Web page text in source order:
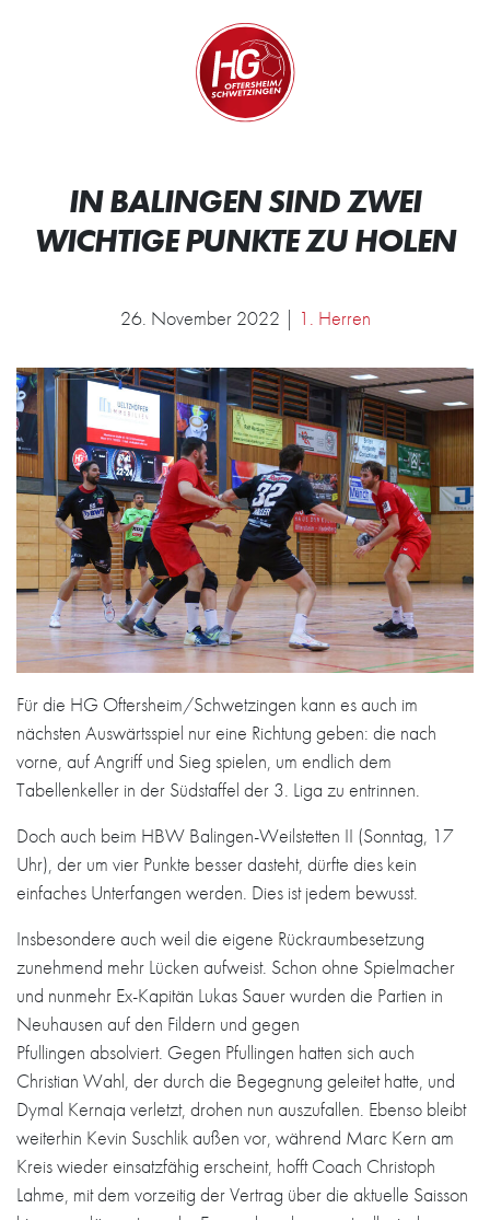
Zur Startseite
IN BALINGEN SIND ZWEI
WICHTIGE PUNKTE ZU HOLEN
26. November 2022 | 1. Herren
Für die HG Oftersheim/Schwetzingen kann es auch im
nächsten Auswärtsspiel nur eine Richtung geben: die nach
vorne, auf Angriff und Sieg spielen, um endlich dem
Tabellenkeller in der Südstaffel der 3. Liga zu entrinnen.
Doch auch beim HBW Balingen-Weilstetten II (Sonntag, 17
Uhr), der um vier Punkte besser dasteht, dürfte dies kein
einfaches Unterfangen werden. Dies ist jedem bewusst.
Insbesondere auch weil die eigene Rückraumbesetzung
zunehmend mehr Lücken aufweist. Schon ohne Spielmacher
und nunmehr Ex-Kapitän Lukas Sauer wurden die Partien in
Neuhausen auf den Fildern und gegen
Pfullingen absolviert. Gegen Pfullingen hatten sich auch
Christian Wahl, der durch die Begegnung geleitet hatte, und
Dymal Kernaja verletzt, drohen nun auszufallen. Ebenso bleibt
weiterhin Kevin Suschlik außen vor, während Marc Kern am
Kreis wieder einsatzfähig erscheint, hofft Coach Christoph
Lahme, mit dem vorzeitig der Vertrag über die aktuelle Saisson